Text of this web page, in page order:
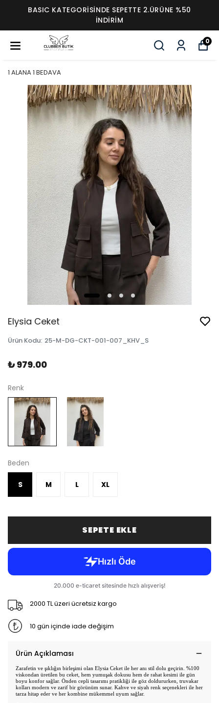
BASIC KATEGORİSİNDE SEPETTE 2.ÜRÜNE %50
İNDİRİM
0
1 ALANA 1 BEDAVA
Elysia Ceket
Ürün Kodu: 25-M-DG-CKT-001-007_KHV_S
₺ 979.00
Renk
Beden
S M L XL
SEPETE EKLE
2000 TL üzeri ücretsiz kargo
10 gün içinde iade değişim
Ürün Açıklaması
Zarafetin ve şıklığın birleşimi olan Elysia Ceket ile her anı stil dolu geçirin. %100
viskondan üretilen bu ceket, hem yumuşak dokusu hem de rahat kesimi ile gün
boyu konfor sağlar. Önden cepli tasarımı pratikliği ile göz doldururken, truvakar
kolları modern ve zarif bir görünüm sunar. Kahve ve siyah renk seçenekleri ile her
tarza hitap eder ve her kombine mükemmel uyum sağlar.